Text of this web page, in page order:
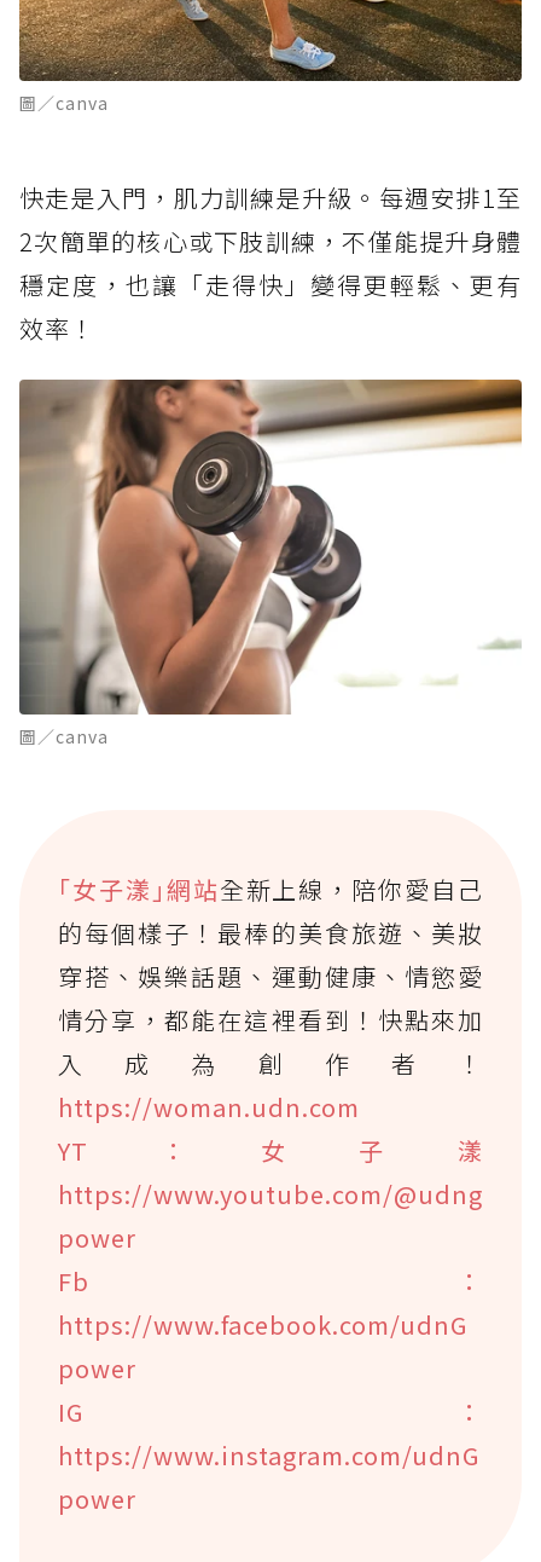
圖／canva
快走是入門，肌力訓練是升級。每週安排1至
2次簡單的核心或下肢訓練，不僅能提升身體
穩定度，也讓「走得快」變得更輕鬆、更有
效率！
圖／canva
｢女子漾｣網站全新上線，陪你愛自己
的每個樣子！最棒的美食旅遊、美妝
穿搭、娛樂話題、運動健康、情慾愛
情分享，都能在這裡看到！快點來加
入成為創作者！
https://woman.udn.com
YT：女子漾
https://www.youtube.com/@udng
power
Fb：
https://www.facebook.com/udnG
power
IG：
https://www.instagram.com/udnG
power